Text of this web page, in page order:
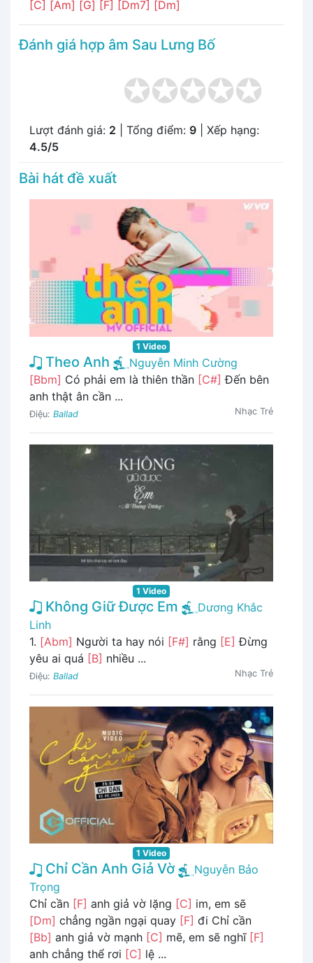
[C] [Am] [G] [F] [Dm7] [Dm]
Đánh giá hợp âm Sau Lưng Bố
Lượt đánh giá: 2 | Tổng điểm: 9 | Xếp hạng:
4.5/5
Bài hát đề xuất
1 Video
Theo Anh
Nguyễn Minh Cường
[Bbm] Có phải em là thiên thần [C#] Đến bên
anh thật ân cần ...
Điệu: Ballad Nhạc Trẻ
1 Video
Không Giữ Được Em
Dương Khắc
Linh
1. [Abm] Người ta hay nói [F#] rằng [E] Đừng
yêu ai quá [B] nhiều ...
Điệu: Ballad Nhạc Trẻ
1 Video
Chỉ Cần Anh Giả Vờ
Nguyễn Bảo
Trọng
Chỉ cần [F] anh giả vờ lặng [C] im, em sẽ
[Dm] chẳng ngần ngại quay [F] đi Chỉ cần
[Bb] anh giả vờ mạnh [C] mẽ, em sẽ nghĩ [F]
anh chẳng thể rơi [C] lệ ...